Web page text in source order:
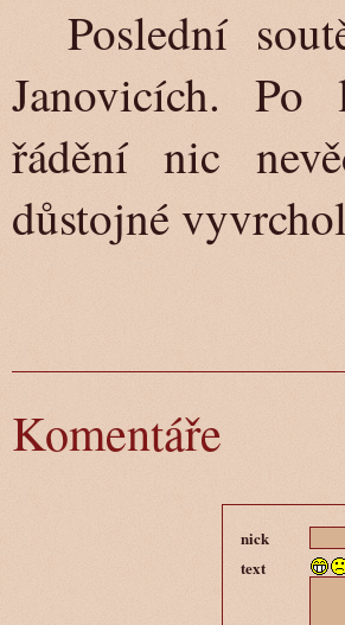
Poslední
Janovicích. Po
řádění nic
důstojné
Komentáře
nick
text